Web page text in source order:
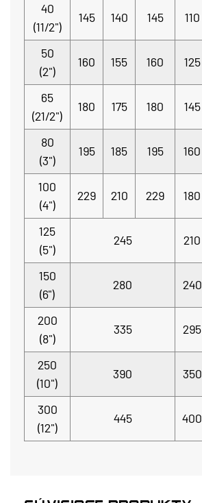
40
(11/2")
145 140 145 110
50
(2")
160 155 160 125
65
(21/2")
180 175 180 145
80
(3")
195 185 195 160
100
(4")
229 210 229 180
125
(5")
245 210
150
(6")
280 240
200
(8")
335 295
250
(10")
390 350
300
(12")
445 400